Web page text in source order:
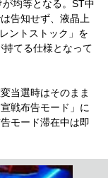
均等となる。ST中
告知せず、液晶上
ントストック」を
てる仕様となって
当選時はそのまま
戦布告モード」に
モード滞在中は即